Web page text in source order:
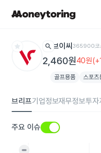
star search 브이씨 365900코
2,460원40원
골프용품 스포츠
브리프기업정보재무정보투자
주요 이슈